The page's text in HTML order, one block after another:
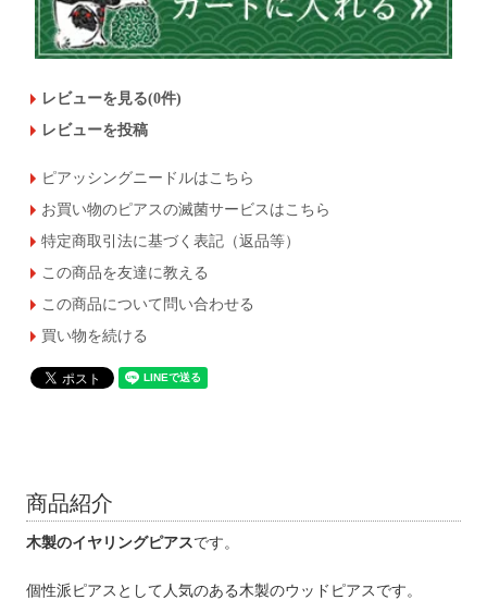
レビューを見る(0件)
レビューを投稿
ピアッシングニードルはこちら
お買い物のピアスの滅菌サービスはこちら
特定商取引法に基づく表記（返品等）
この商品を友達に教える
この商品について問い合わせる
買い物を続ける
商品紹介
木製のイヤリングピアスです。
個性派ピアスとして人気のある木製のウッドピアスです。